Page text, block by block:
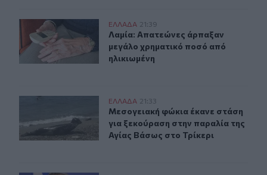
Λαμία: Απατεώνες άρπαξαν μεγάλο χρηματικό ποσό
ΕΛΛAΔΑ 21:39
Λαμία: Απατεώνες άρπαξαν μεγάλο
Λαμία: Απατεώνες άρπαξαν
μεγάλο χρηματικό ποσό από
ηλικιωμένη
Μεσογειακή φώκια έκανε στάση για ξεκούραση στην
ΕΛΛAΔΑ 21:33
Μεσογειακή φώκια έκανε στάση
Μεσογειακή φώκια έκανε στάση
για ξεκούραση στην παραλία της
Αγίας Βάσως στο Τρίκερι